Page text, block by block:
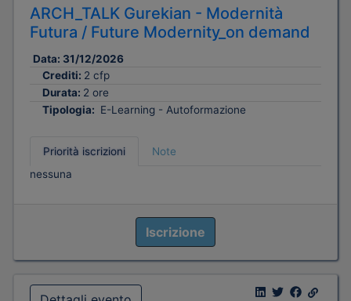
ARCH_TALK Gurekian - Modernità
Futura / Future Modernity_on demand
Data: 31/12/2026
Crediti: 2 cfp
Durata: 2 ore
Tipologia: E-Learning - Autoformazione
Priorità iscrizioni
Note
nessuna
Iscrizione